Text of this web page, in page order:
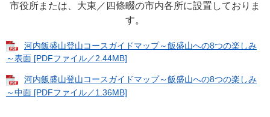
市役所または、大東／四條畷の市内各所に設置しておりま
す。
河内飯盛山登山コースガイドマップ～飯盛山への8つの楽しみ
～表面 [PDFファイル／2.44MB]
河内飯盛山登山コースガイドマップ～飯盛山への8つの楽しみ
～中面 [PDFファイル／1.36MB]